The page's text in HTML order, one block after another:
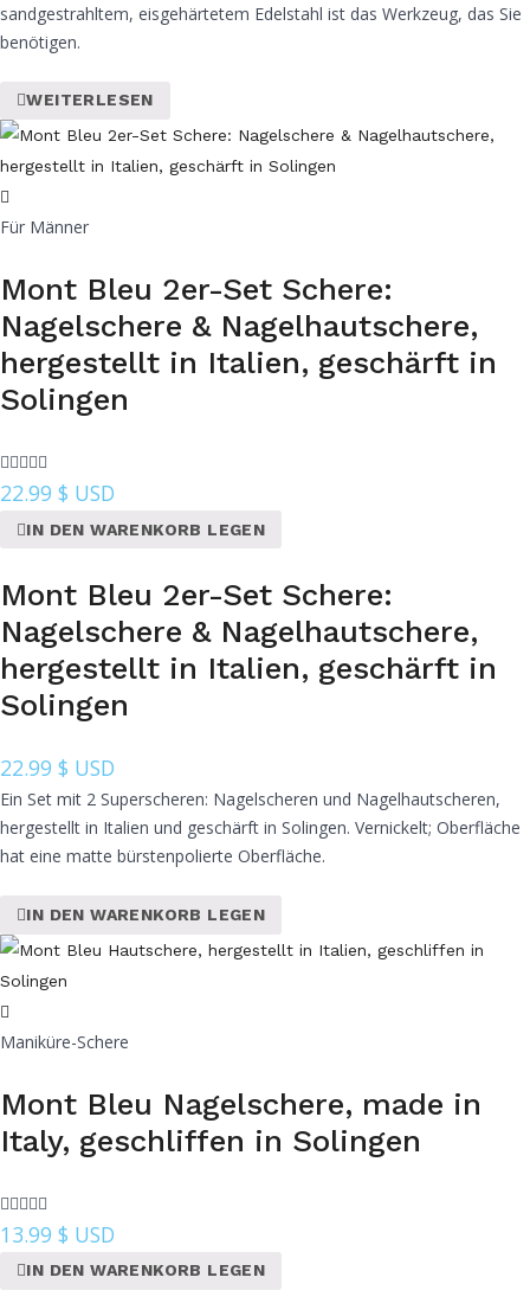
sandgestrahltem, eisgehärtetem Edelstahl ist das Werkzeug, das Sie
benötigen.
WEITERLESEN
Für Männer
Mont Bleu 2er-Set Schere:
Nagelschere & Nagelhautschere,
hergestellt in Italien, geschärft in
Solingen
22.99 $ USD
IN DEN WARENKORB LEGEN
Mont Bleu 2er-Set Schere:
Nagelschere & Nagelhautschere,
hergestellt in Italien, geschärft in
Solingen
22.99 $ USD
Ein Set mit 2 Superscheren: Nagelscheren und Nagelhautscheren,
hergestellt in Italien und geschärft in Solingen. Vernickelt; Oberfläche
hat eine matte bürstenpolierte Oberfläche.
IN DEN WARENKORB LEGEN
Maniküre-Schere
Mont Bleu Nagelschere, made in
Italy, geschliffen in Solingen
13.99 $ USD
IN DEN WARENKORB LEGEN